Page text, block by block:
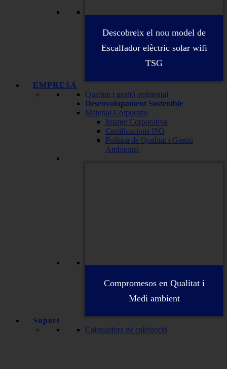
Descobreix el nou model de
Escalfador elèctric solar wifi
TSG
EMPRESA
Qualitat i gestió ambiental
Desenvolupament Sostenible
Material Corporatiu
Imatge Corporativa
Certificacions ISO
Política de Qualitat i Gestió
Ambiental
Compromesos en Qualitat i
Medi ambient
Suport
Calculadora de calefacció